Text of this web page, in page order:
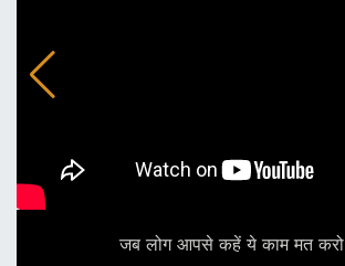
जब लोग आपसे कहें ये काम मत करो